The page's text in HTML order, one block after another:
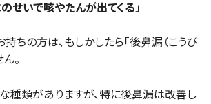
せいで咳やたんが出てくる」
ちの方は、もしかしたら「後鼻漏（こうび
。
種類がありますが、特に後鼻漏は改善し